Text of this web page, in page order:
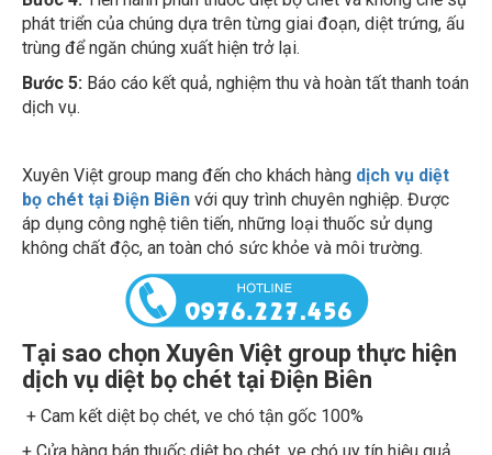
phát triển của chúng dựa trên từng giai đoạn, diệt trứng, ấu
trùng để ngăn chúng xuất hiện trở lại.
Bước 5: Báo cáo kết quả, nghiệm thu và hoàn tất thanh toán
dịch vụ.
Xuyên Việt group mang đến cho khách hàng
dịch vụ diệt
bọ chét tại Điện Biênvới quy trình chuyên nghiệp. Được
áp dụng công nghệ tiên tiến, những loại thuốc sử dụng
không chất độc, an toàn chó sức khỏe và môi trường.
Tại sao chọn Xuyên Việt group thực hiện
dịch vụ diệt bọ chét tại Điện Biên
+ Cam kết diệt bọ chét, ve chó tận gốc 100%
+ Cửa hàng bán thuốc diệt bọ chét, ve chó uy tín hiệu quả